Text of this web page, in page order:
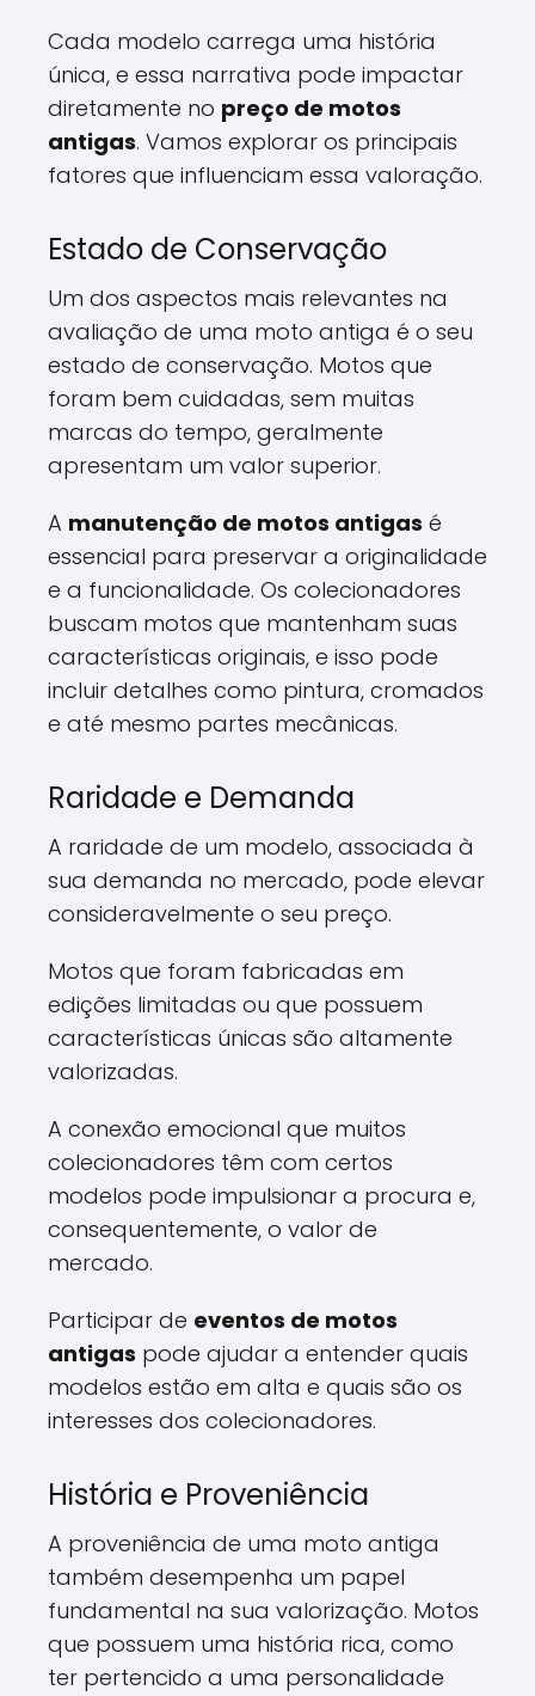
Cada modelo carrega uma história
única, e essa narrativa pode impactar
diretamente no preço de motos
antigas. Vamos explorar os principais
fatores que influenciam essa valoração.
Estado de Conservação
Um dos aspectos mais relevantes na
avaliação de uma moto antiga é o seu
estado de conservação. Motos que
foram bem cuidadas, sem muitas
marcas do tempo, geralmente
apresentam um valor superior.
A manutenção de motos antigas é
essencial para preservar a originalidade
e a funcionalidade. Os colecionadores
buscam motos que mantenham suas
características originais, e isso pode
incluir detalhes como pintura, cromados
e até mesmo partes mecânicas.
Raridade e Demanda
A raridade de um modelo, associada à
sua demanda no mercado, pode elevar
consideravelmente o seu preço.
Motos que foram fabricadas em
edições limitadas ou que possuem
características únicas são altamente
valorizadas.
A conexão emocional que muitos
colecionadores têm com certos
modelos pode impulsionar a procura e,
consequentemente, o valor de
mercado.
Participar de eventos de motos
antigas pode ajudar a entender quais
modelos estão em alta e quais são os
interesses dos colecionadores.
História e Proveniência
A proveniência de uma moto antiga
também desempenha um papel
fundamental na sua valorização. Motos
que possuem uma história rica, como
ter pertencido a uma personalidade